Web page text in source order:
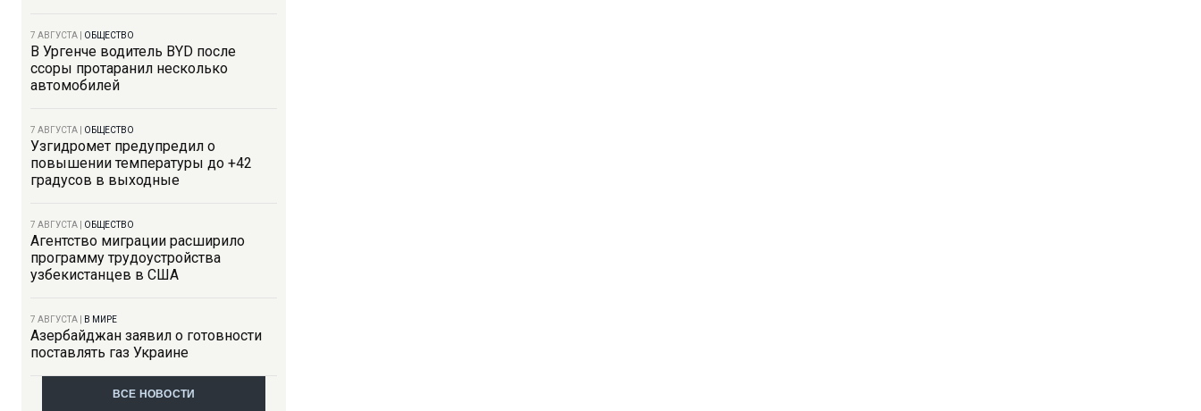
7 АВГУСТА ОБЩЕСТВО
В Ургенче водитель BYD после
ссоры протаранил несколько
автомобилей
7 АВГУСТА ОБЩЕСТВО
Узгидромет предупредил о
повышении температуры до +42
градусов в выходные
7 АВГУСТА ОБЩЕСТВО
Агентство миграции расширило
программу трудоустройства
узбекистанцев в США
7 АВГУСТА В МИРЕ
Азербайджан заявил о готовности
поставлять газ Украине
ВСЕ НОВОСТИ